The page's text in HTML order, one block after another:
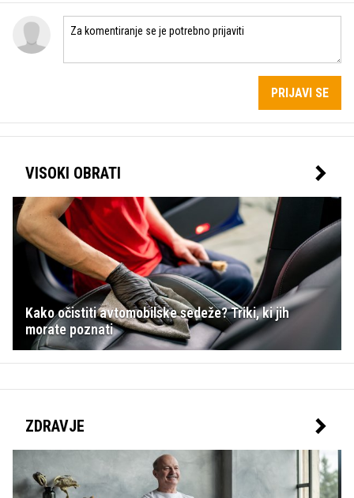
PRIJAVI SE
VISOKI OBRATI
Kako očistiti avtomobilske sedeže? Triki, ki jih
morate poznati
ZDRAVJE